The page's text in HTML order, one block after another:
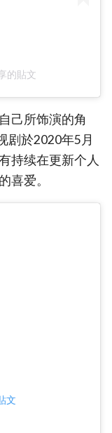
的貼文
己所饰演的角
剧於2020年5月
持续在更新个人
喜爱。
文